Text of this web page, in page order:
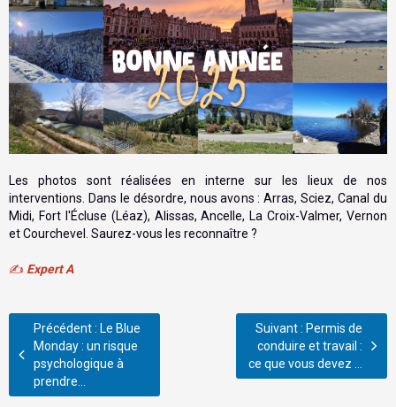
Les photos sont réalisées en interne sur les lieux de nos
interventions. Dans le désordre, nous avons : Arras, Sciez, Canal du
Midi, Fort l'Écluse (Léaz), Alissas, Ancelle, La Croix-Valmer, Vernon
et Courchevel. Saurez-vous les reconnaître ?
✍️ ExpertA
Précédent : Le Blue
Monday : un risque
psychologique à
prendre...
Suivant : Permis de
conduire et travail :
ce que vous devez ...